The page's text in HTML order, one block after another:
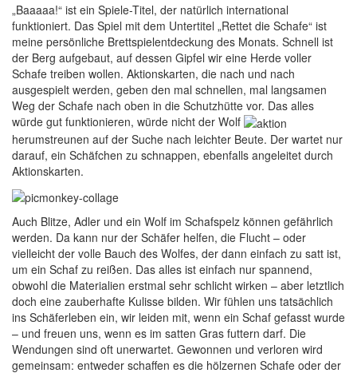
„Baaaaa!“ ist ein Spiele-Titel, der natürlich international
funktioniert. Das Spiel mit dem Untertitel „Rettet die Schafe“ ist
meine persönliche Brettspielentdeckung des Monats. Schnell ist
der Berg aufgebaut, auf dessen Gipfel wir eine Herde voller
Schafe treiben wollen. Aktionskarten, die nach und nach
ausgespielt werden, geben den mal schnellen, mal langsamen
Weg der Schafe nach oben in die Schutzhütte vor. Das alles
würde gut funktionieren, würde nicht der Wolf
herumstreunen auf der Suche nach leichter Beute. Der wartet nur
darauf, ein Schäfchen zu schnappen, ebenfalls angeleitet durch
Aktionskarten.
Auch Blitze, Adler und ein Wolf im Schafspelz können gefährlich
werden. Da kann nur der Schäfer helfen, die Flucht – oder
vielleicht der volle Bauch des Wolfes, der dann einfach zu satt ist,
um ein Schaf zu reißen. Das alles ist einfach nur spannend,
obwohl die Materialien erstmal sehr schlicht wirken – aber letztlich
doch eine zauberhafte Kulisse bilden. Wir fühlen uns tatsächlich
ins Schäferleben ein, wir leiden mit, wenn ein Schaf gefasst wurde
– und freuen uns, wenn es im satten Gras futtern darf. Die
Wendungen sind oft unerwartet. Gewonnen und verloren wird
gemeinsam: entweder schaffen es die hölzernen Schafe oder der